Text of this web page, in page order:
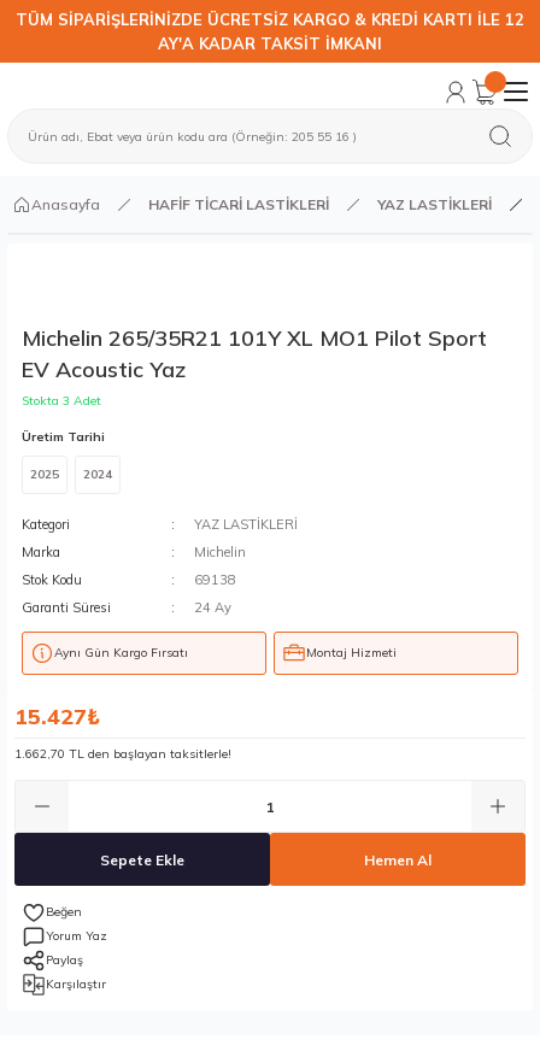
TÜM SİPARİŞLERİNİZDE ÜCRETSİZ KARGO & KREDİ KARTI İLE 12
AY'A KADAR TAKSİT İMKANI
Anasayfa HAFİF TİCARİ LASTİKLERİ YAZ LASTİKLERİ
Michelin 265/35R21 101Y XL MO1 Pilot Sport
EV Acoustic Yaz
Stokta 3 Adet
Üretim Tarihi
2025 2024
Kategori
YAZ LASTİKLERİ
Marka
Michelin
Stok Kodu
69138
Garanti Süresi
24 Ay
Aynı Gün Kargo Fırsatı Montaj Hizmeti
15.427₺
1.662,70 TL den başlayan taksitlerle!
Sepete Ekle Hemen Al
Yorum Yaz
Paylaş
Karşılaştır